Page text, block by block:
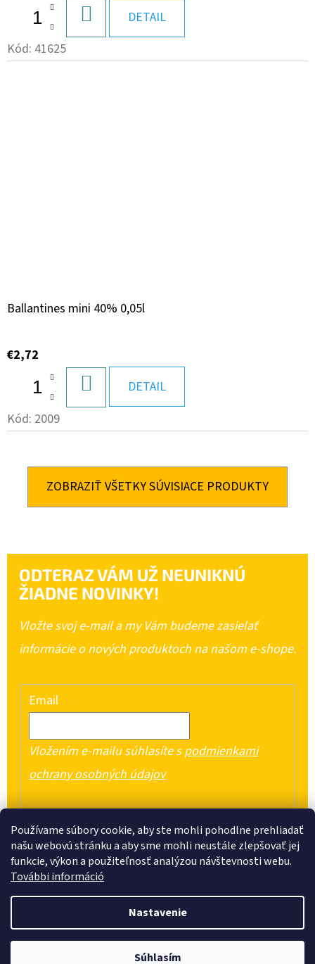
Používame súbory cookie, aby ste mohli pohodlne prehliadať
našu webovú stránku a aby sme mohli neustále zlepšovať jej
funkcie, výkon a použiteľnosť analýzou návštevnosti webu.
További információ
Nastavenie
Súhlasím
Objavte široký výber domácich potrieb, sladkostí, potravín a čistiacich
KOŠÍKA
DETAIL
Kód: 41625
Ballantines mini 40% 0,05l
€2,72
KOŠÍKA
DETAIL
Kód: 2009
ZOBRAZIŤ VŠETKY SÚVISIACE PRODUKTY
ODTERAZ VÁM UŽ NEUNIKNÚ
ŽIADNE NOVINKY!
Vložte svoj e-mail a my Vám budeme zasielať
informácie o nových produktoch na našom e-shope.
Email
Vložením e-mailu súhlasíte spodmienkami
ochrany osobných údajov
PRIHLÁSIŤ SA
Z
Á
P
Vytvoril Shoptet
Copyright 2026One Euro Plaza. Všetky práva vyhradené.